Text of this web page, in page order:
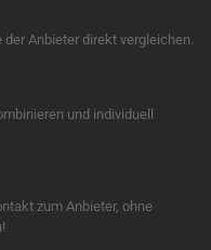
Anbieter direkt vergleichen.
und individuell
zum Anbieter, ohne